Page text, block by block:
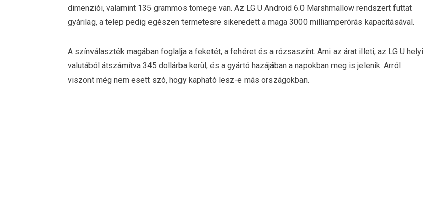
dimenziói, valamint 135 grammos tömege van. Az LG U Android 6.0 Marshmallow rendszert futtat
gyárilag, a telep pedig egészen termetesre sikeredett a maga 3000 milliamperórás kapacitásával.
A színválaszték magában foglalja a feketét, a fehéret és a rózsaszínt. Ami az árat illeti, az LG U helyi
valutából átszámítva 345 dollárba kerül, és a gyártó hazájában a napokban meg is jelenik. Arról
viszont még nem esett szó, hogy kapható lesz-e más országokban.